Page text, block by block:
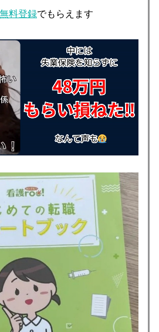
無料登録でもらえます